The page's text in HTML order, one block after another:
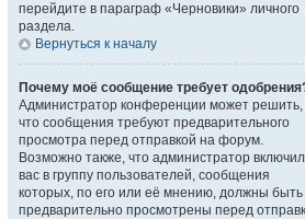
перейдите в параграф «Черновики» личного
раздела.
Вернуться к началу
Почему моё сообщение требует
Администратор конференции может решить,
что сообщения требуют предварительного
просмотра перед отправкой на форум.
Возможно также, что администратор включил
вас в группу пользователей, сообщения
которых, по его или её мнению, должны быть
предварительно просмотрены перед